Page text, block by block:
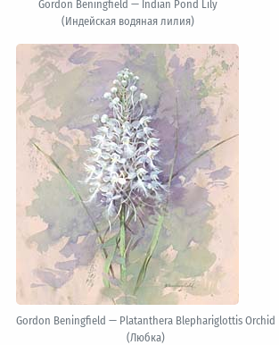
Gordon Beningfield — Indian Pond Lily
(Индейская водяная лилия)
Gordon Beningfield — Platanthera Blephariglottis Orchid
(Любка)